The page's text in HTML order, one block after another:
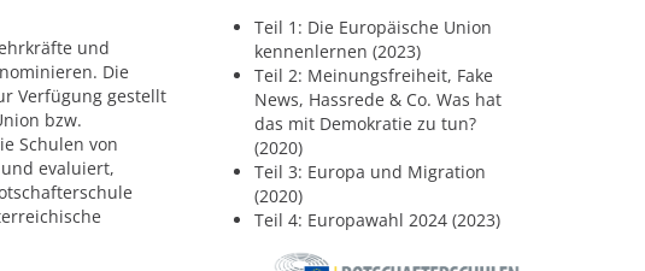
und
Die
Verfügung gestellt
bzw.
Schulen von
evaluiert,
Teil 1: Die Europäische Union
kennenlernen (2023)
Teil 2: Meinungsfreiheit, Fake
News, Hassrede & Co. Was hat
das mit Demokratie zu tun?
(2020)
Teil 3: Europa und Migration
(2020)
Teil 4: Europawahl 2024 (2023)